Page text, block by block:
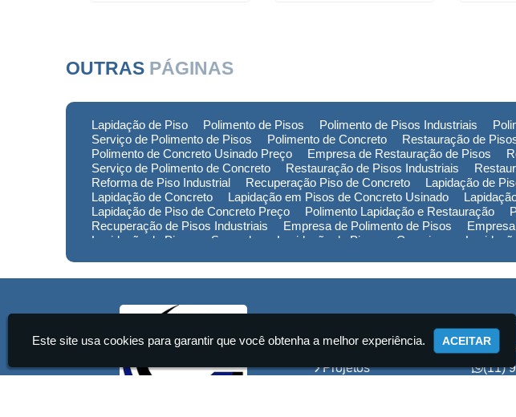
OUTRAS PÁGINAS
Lapidação de Piso Polimento de Pisos Polimento de Pisos Industriais
Serviço de Polimento de Pisos
Polimento de Concreto Restauração de
Polimento de Concreto Usinado Preço
Empresa de Restauração de Pisos
Serviço de Polimento de Concreto
Restauração de Pisos Industriais
Reforma de Piso Industrial
Recuperação Piso de Concreto Lapidação de
Lapidação de Concreto
Lapidação em Pisos de Concreto Usinado
Lapidação de Piso de Concreto Preço
Polimento Lapidação e Restauração
Recuperação de Pisos Industriais
Empresa de Polimento de Pisos
Lapidação de Piso em Sorocaba
Lapidação de Piso em Campinas
Home
Projetos
(11)
(11)
Este site usa cookies para garantir que você obtenha a melhor experiência. ACEITAR